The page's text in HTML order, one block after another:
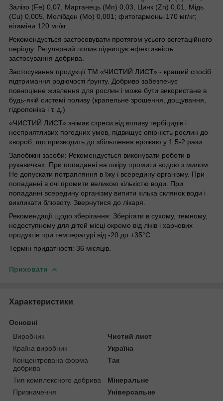
Залізо (Fe) 0,07, Марганець (Мп) 0,03, Цинк (Zn) 0,01, Мідь
(Cu) 0,005, Молібден (Мо) 0,001; фитогармоны 170 мг/кг;
вітаміни 120 мг/кг.
Рекомендується застосовувати протягом усього вегетаційного
періоду. Регулярний полив підвищує ефективність
застосування добрива.
Застосування продукції ТМ «ЧИСТИЙ ЛИСТ» - кращий спосіб
підтримання родючості ґрунту. Добриво забезпечує
повноцінне живлення для рослин і може бути використане в
будь-якій системі поливу (крапельне зрошення, дощування,
гідропоніка і т. д.)
«ЧИСТИЙ ЛИСТ» знімає стреси від впливу гербіцидів і
несприятливих погодних умов, підвищує опірність рослин до
хвороб, що призводить до збільшення врожаю у 1,5-2 рази.
Запобіжні засоби: Рекомендується виконувати роботи в
рукавичках. При попаданні на шкіру промити водою з милом.
Не допускати потрапляння в їжу і всередину організму. При
попаданні в очі промити великою кількістю води. При
попаданні всередину організму випити кілька склянок води і
викликати блювоту. Звернутися до лікаря.
Рекомендації щодо зберігання: Зберігати в сухому, темному,
недоступному для дітей місці окремо від ліків і харчових
продуктів при температурі від -20 до +35°С.
Термін придатності: 36 місяців.
Приховати
Характеристики
Основні
Виробник
Чистий лист
Країна виробник
Україна
Концентрована форма
добрива
Так
Тип комплексного добрива
Мінеральне
Призначення
Універсальне